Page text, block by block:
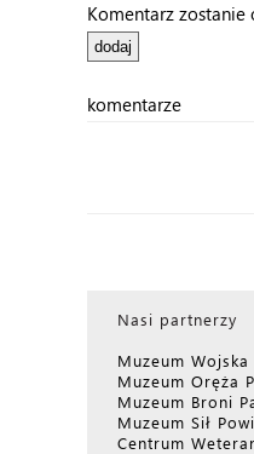
Komentarz
komentarze
Nasi partnerzy
Muzeum
Muzeum Oręża
Muzeum Broni
Muzeum Sił
Centrum